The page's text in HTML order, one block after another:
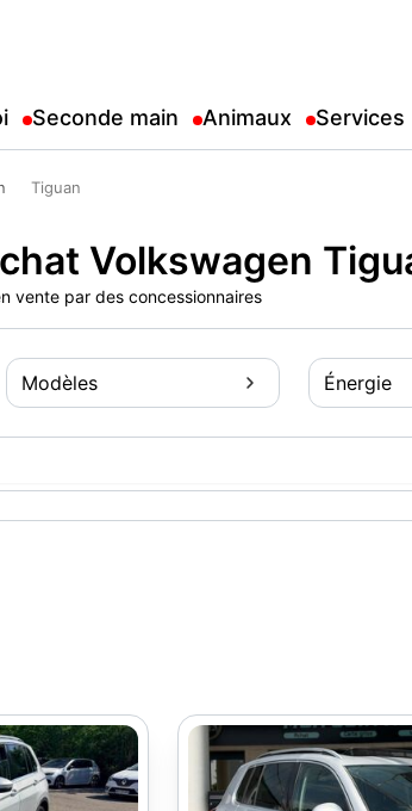
Seconde main Animaux Services
Tiguan
Volkswagen
vente par des concessionnaires
Modèles Énergie